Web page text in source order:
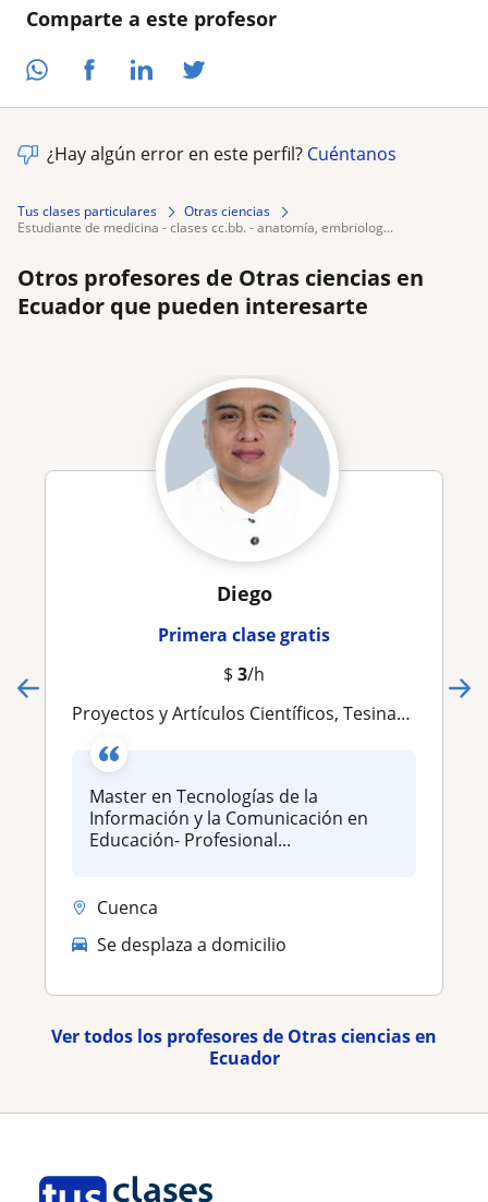
Comparte a este profesor
¿Hay algún error en este perfil? Cuéntanos
Tus clases particulares
Otras ciencias
estudiante de medicina - clases cc.bb. - anatomía, embriolog...
Otros profesores de Otras ciencias en
Ecuador que pueden interesarte
Diego
Primera clase gratis
$ 3/h
Proyectos y Artículos Científicos, Tesinas, TIC, Realidad Aumentada, IA y Big Data
Master en Tecnologías de la
Información y la Comunicación en
Educación- Profesional...
Cuenca
Se desplaza a domicilio
Ver todos los profesores de Otras ciencias en
Ecuador